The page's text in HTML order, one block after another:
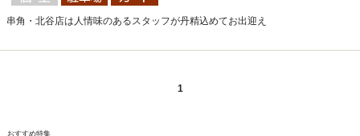
串角・北谷店は人情味のあるスタッフが丹精込めてお出迎え
1
おすすめ特集